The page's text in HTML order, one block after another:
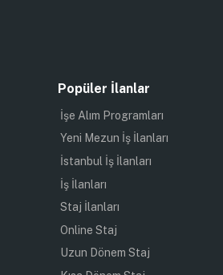
Popüler İlanlar
İşe Alım Programları
Yeni Mezun İş İlanları
İstanbul İş İlanları
İş İlanları
Staj İlanları
Online Staj
Uzun Dönem Staj